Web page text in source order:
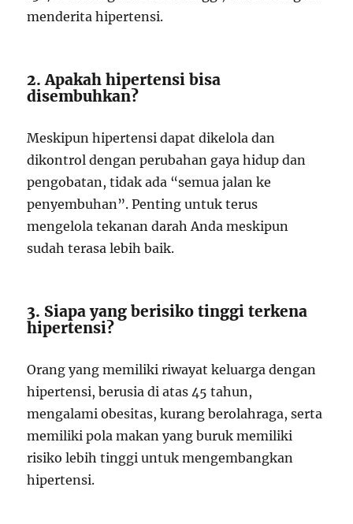
menderita hipertensi.
2. Apakah hipertensi bisa
disembuhkan?
Meskipun hipertensi dapat dikelola dan
dikontrol dengan perubahan gaya hidup dan
pengobatan, tidak ada “semua jalan ke
penyembuhan”. Penting untuk terus
mengelola tekanan darah Anda meskipun
sudah terasa lebih baik.
3. Siapa yang berisiko tinggi terkena
hipertensi?
Orang yang memiliki riwayat keluarga dengan
hipertensi, berusia di atas 45 tahun,
mengalami obesitas, kurang berolahraga, serta
memiliki pola makan yang buruk memiliki
risiko lebih tinggi untuk mengembangkan
hipertensi.